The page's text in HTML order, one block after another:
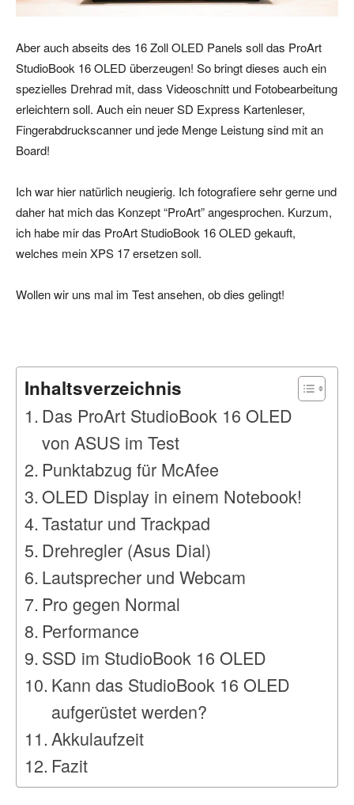
Aber auch abseits des 16 Zoll OLED Panels soll das ProArt
StudioBook 16 OLED überzeugen! So bringt dieses auch ein
spezielles Drehrad mit, dass Videoschnitt und Fotobearbeitung
erleichtern soll. Auch ein neuer SD Express Kartenleser,
Fingerabdruckscanner und jede Menge Leistung sind mit an
Board!
Ich war hier natürlich neugierig. Ich fotografiere sehr gerne und
daher hat mich das Konzept “ProArt” angesprochen. Kurzum,
ich habe mir das ProArt StudioBook 16 OLED gekauft,
welches mein XPS 17 ersetzen soll.
Wollen wir uns mal im Test ansehen, ob dies gelingt!
Inhaltsverzeichnis
Das ProArt StudioBook 16 OLED
von ASUS im Test
Punktabzug für McAfee
OLED Display in einem Notebook!
Tastatur und Trackpad
Drehregler (Asus Dial)
Lautsprecher und Webcam
Pro gegen Normal
Performance
SSD im StudioBook 16 OLED
Kann das StudioBook 16 OLED
aufgerüstet werden?
Akkulaufzeit
Fazit